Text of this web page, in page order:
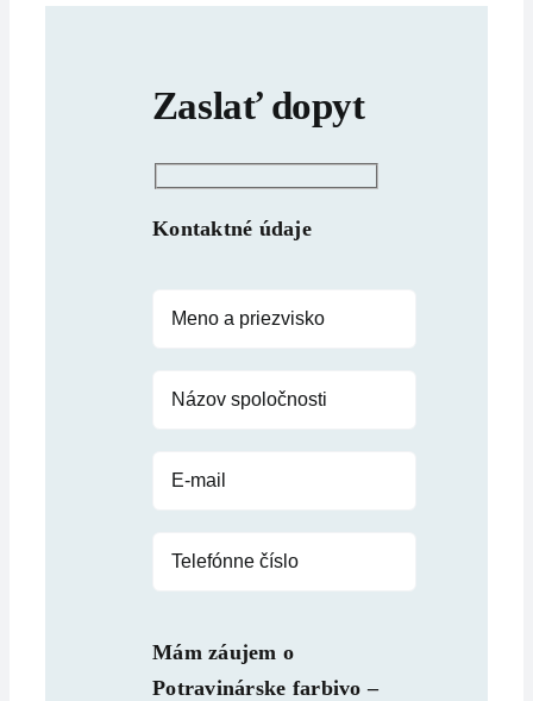
Zaslať dopyt
Kontaktné údaje
Mám záujem o
Potravinárske farbivo –